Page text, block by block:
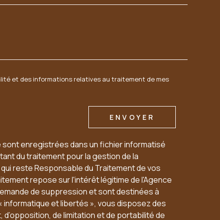
PLACE DE L'EGLISE OUZOUER LE MARCHÉ
et des informations relatives au traitement de mes
ENVOYER
enregistrées dans un fichier informatisé
du traitement pour la gestion de la
reste Responsable du Traitement de vos
repose sur l'intérêt légitime de l'Agence
de suppression et sont destinées à
informatique et libertés », vous disposez des
de limitation et de portabilité de